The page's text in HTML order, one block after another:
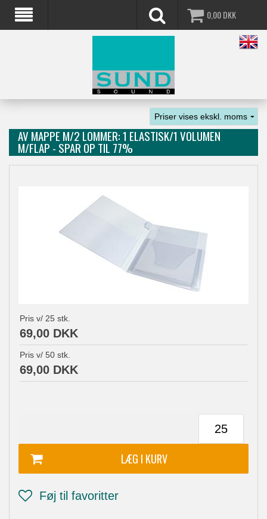
0,00DKK
AV MAPPE M/2 LOMMER: 1 ELASTISK/1 VOLUMEN
M/FLAP - SPAR OP TIL 77%
Pris v/ 25 stk.
69,00 DKK
Pris v/ 50 stk.
69,00 DKK